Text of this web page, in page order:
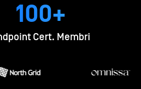
100+
Cert. Membri